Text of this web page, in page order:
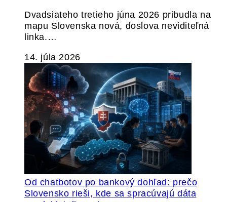
Dvadsiateho tretieho júna 2026 pribudla na
mapu Slovenska nová, doslova neviditeľná
linka.…
14. júla 2026
Od chatbotov po bankový dohľad: prečo
Slovensko rieši, kde sa spracúvajú dáta